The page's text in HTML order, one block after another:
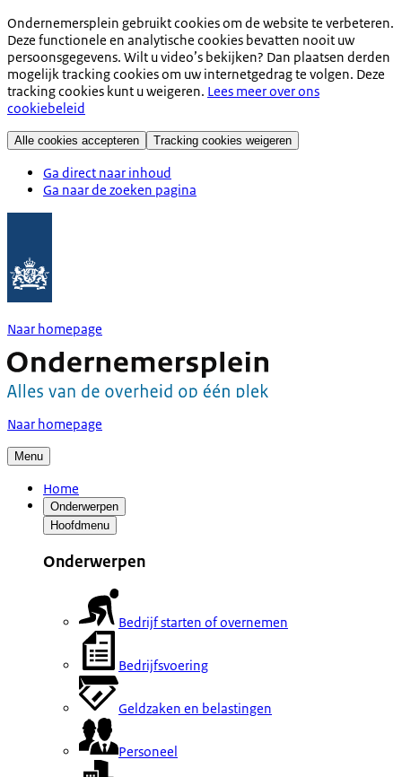
Ondernemersplein gebruikt cookies om de website te verbeteren.
Deze functionele en analytische cookies bevatten nooit uw
persoonsgegevens. Wilt u video’s bekijken? Dan plaatsen derden
mogelijk tracking cookies om uw internetgedrag te volgen. Deze
tracking cookies kunt u weigeren. Lees meer over ons
cookiebeleid
Alle cookies accepteren Tracking cookies weigeren
Ga direct naar inhoud
Ga naar de zoeken pagina
Naar homepage
Naar homepage
Menu
Home
Onderwerpen
Hoofdmenu
Onderwerpen
Bedrijf starten of overnemen
Bedrijfsvoering
Geldzaken en belastingen
Personeel